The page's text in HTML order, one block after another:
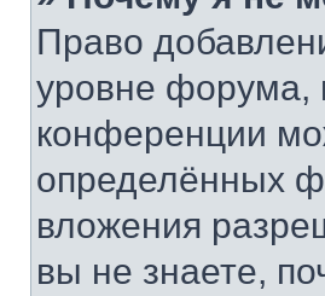
Право
уровне форума,
конференции
определённых
вложения
вы не знаете,